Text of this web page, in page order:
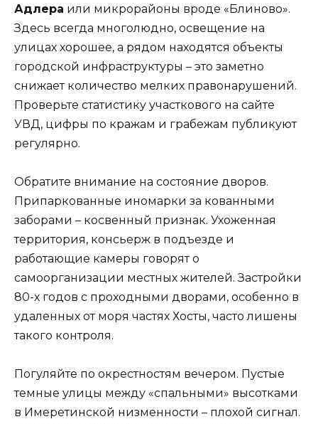
Адлера или микрорайоны вроде «Блиново».
Здесь всегда многолюдно, освещение на
улицах хорошее, а рядом находятся объекты
городской инфраструктуры – это заметно
снижает количество мелких правонарушений.
Проверьте статистику участкового на сайте
УВД, цифры по кражам и грабежам публикуют
регулярно.
Обратите внимание на состояние дворов.
Припаркованные иномарки за кованными
заборами – косвенный признак. Ухоженная
территория, консьерж в подъезде и
работающие камеры говорят о
самоорганизации местных жителей. Застройки
80-х годов с проходными дворами, особенно в
удаленных от моря частях Хосты, часто лишены
такого контроля.
Погуляйте по окрестностям вечером. Пустые
темные улицы между «спальными» высотками
в Имеретинской низменности – плохой сигнал.